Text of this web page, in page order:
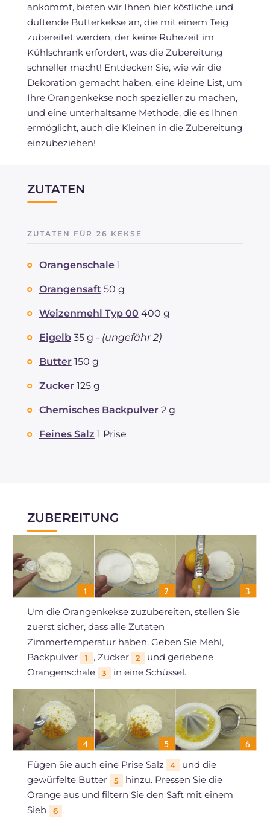
ankommt, bieten wir Ihnen hier köstliche und
duftende Butterkekse an, die mit einem Teig
zubereitet werden, der keine Ruhezeit im
Kühlschrank erfordert, was die Zubereitung
schneller macht! Entdecken Sie, wie wir die
Dekoration gemacht haben, eine kleine List, um
Ihre Orangenkekse noch spezieller zu machen,
und eine unterhaltsame Methode, die es Ihnen
ermöglicht, auch die Kleinen in die Zubereitung
einzubeziehen!
ZUTATEN
ZUTATEN FÜR 26 KEKSE
Orangenschale 1
Orangensaft 50 g
Weizenmehl Typ 00 400 g
Eigelb 35 g - (ungefähr 2)
Butter 150 g
Zucker 125 g
Chemisches Backpulver 2 g
Feines Salz 1 Prise
ZUBEREITUNG
Um die Orangenkekse zuzubereiten, stellen Sie
zuerst sicher, dass alle Zutaten
Zimmertemperatur haben. Geben Sie Mehl,
Backpulver
1 , Zucker 2
und geriebene
Orangenschale
3 in eine Schüssel.
Fügen Sie auch eine Prise Salz 4
und die
gewürfelte Butter
5
hinzu. Pressen Sie die
Orange aus und filtern Sie den Saft mit einem
Sieb
6 .